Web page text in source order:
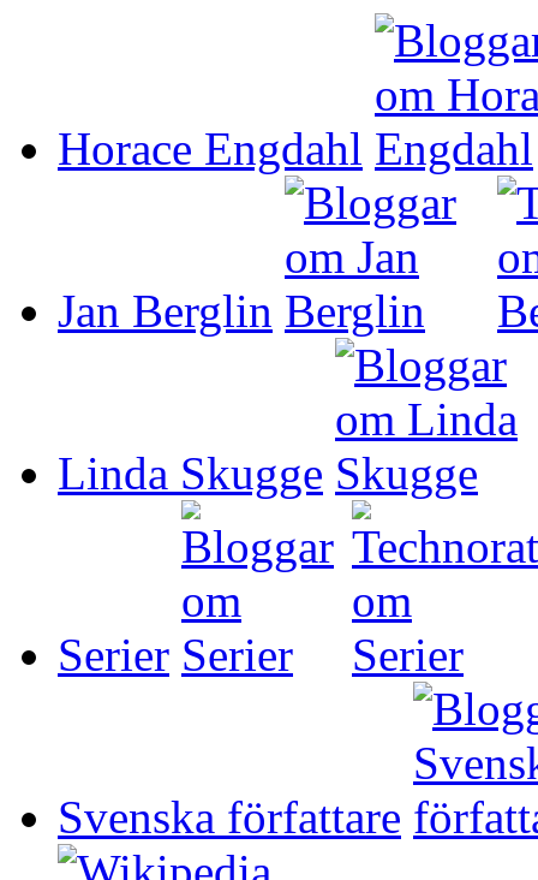
Horace Engdahl
Jan Berglin
Linda Skugge
Serier
Svenska författare